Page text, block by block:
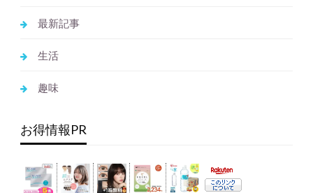
最新記事
生活
趣味
お得情報PR